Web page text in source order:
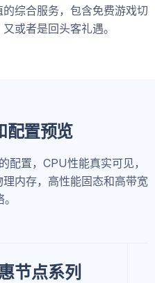
综合服务，包含免费游戏切
或者是回头客礼遇。
配置预览
配置，CPU性能真实可见，
内存，高性能固态和高带宽
节点系列